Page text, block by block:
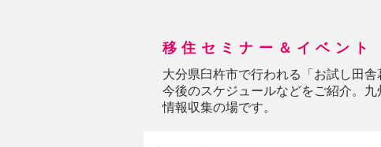
移住セミナー＆イベント
大分県臼杵市で行われる「お試し田
今後のスケジュールなどをご紹介。
情報収集の場です。